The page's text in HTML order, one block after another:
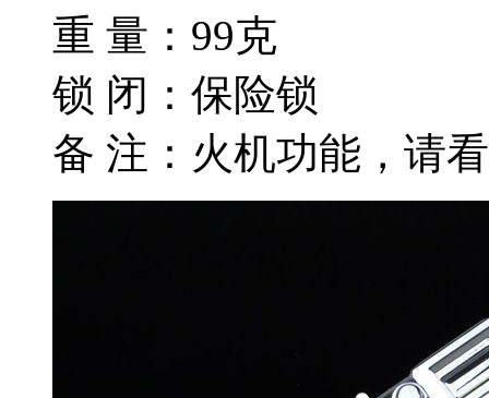
重 量：99克
锁 闭：保险锁
备 注：火机功能，请